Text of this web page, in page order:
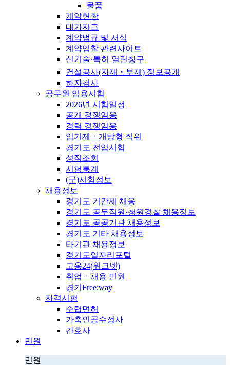
물품
계약현황
대가지급
계약법규 및 서식
계약입찰 관련사이트
신기술·특허 열린창구
건설공사(자재‧부재) 정보공개
하자검사
공무원 임용시험
2026년 시험일정
공개 경쟁임용
경력 경쟁임용
임기제ㆍ개방형 직위
경기도 전입시험
성적조회
시험통계
(구)시험정보
채용정보
경기도 기간제 채용
경기도 공무직원·청원경찰 채용정보
경기도 공공기관 채용정보
경기도 기타 채용정보
타기관 채용정보
경기도일자리포털
고용24(워크넷)
취업ㆍ채용 민원
경기Free:way
자격시험
수렵면허
가축인공수정사
간호사
민원
민원